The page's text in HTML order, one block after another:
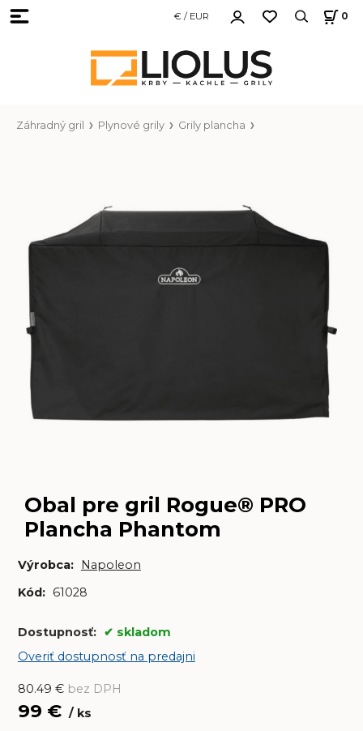
€ / EUR 0
Záhradný gril Plynové grily Grily plancha
Obal pre gril Rogue® PRO
Plancha Phantom
Výrobca:
Napoleon
Kód: 61028
Dostupnosť:
skladom
Overiť dostupnosť na predajni
80.49 € bez DPH
99 € ks